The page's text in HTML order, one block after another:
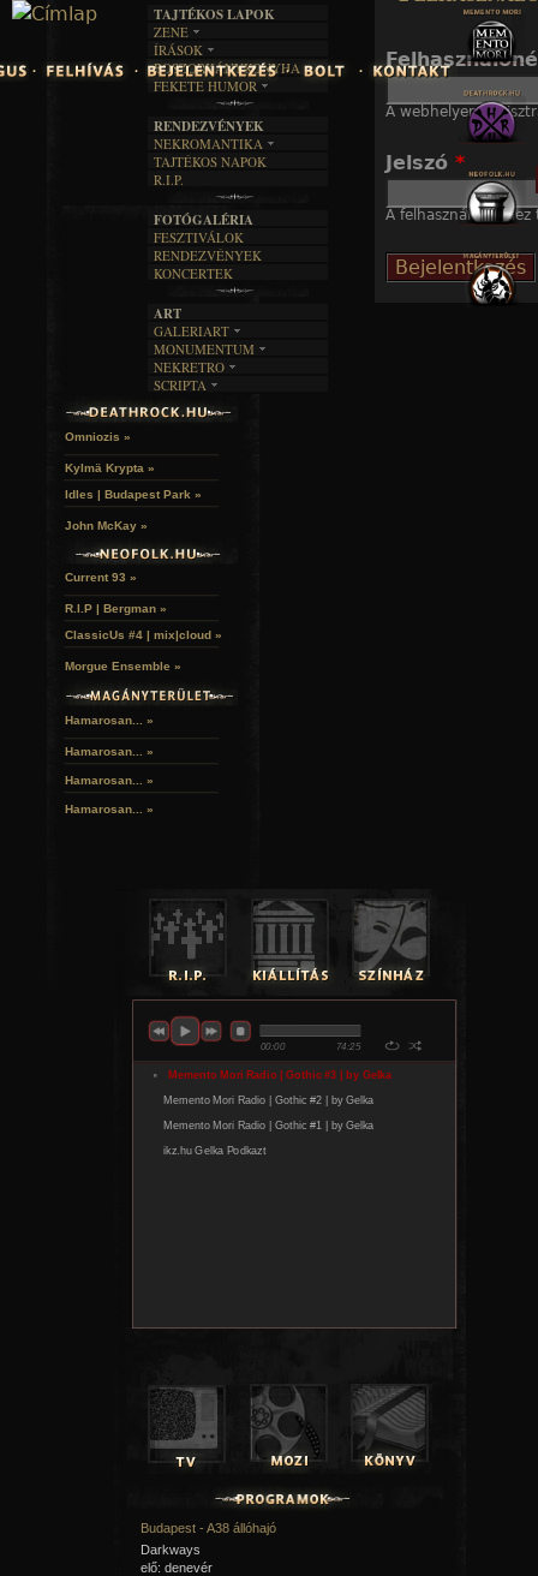
Jump to navigation
A webhelyen
Jelszó *
A felhasználónévhez
TAJTÉKOS LAPOK
ZENE
EGYÜTTESEK
INTERJÚK
FORDÍTÁSOK
DALSZÖVEGEK
ÍRÁSOK
IRODALOM
FILM
MŰVÉSZET
ÍRÁSTÖRTÉNET
BOSZORKÁNYKONYHA
FEKETE HUMOR
SZÖVEGES
RENDEZVÉNYEK
NEKROMANTIKA
AKTUÁLIS
A MÚLT
TAJTÉKOS NAPOK
R.I.P.
FOTÓGALÉRIA
FESZTIVÁLOK
RENDEZVÉNYEK
KONCERTEK
ART
GALERIART
ARTGALERI
KÉPREGÉNYEK
LAKÁSKULTS
MONUMENTUM
TEMETŐK
TEMPLOMOK
VÁRAK
NEKRETRO
SZUBKULT
FEKETE LYUK
SCRIPTA
NOVELLÁK
Omniozis »
Kylmä Krypta »
Idles | Budapest Park »
John McKay »
Current 93 »
R.I.P | Bergman »
ClassicUs #4 | mix|cloud »
Morgue Ensemble »
Hamarosan... »
Hamarosan... »
Hamarosan... »
Hamarosan... »
Budapest - A38 állóhajó
Darkways
elő: denevér